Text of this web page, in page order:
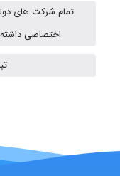
تمام شرکت های
اختصاصی داشته